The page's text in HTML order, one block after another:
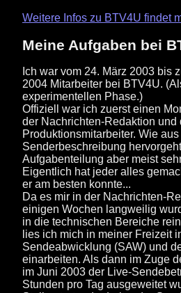
Weitere Infos zu BTV4U findet
Meine Aufgaben bei
Ich war vom 24. März 2003 bis
2004 Mitarbeiter bei BTV4U.
experimentellen Phase.)
Offiziell war ich zuerst einen
der Nachrichten-Redaktion und
Produktionsmitarbeiter. Wie
Senderbeschreibung
Aufgabenteilung aber meist
Eigentlich hat jeder alles
er am besten konnte...
Da es mir in der Nachrichten-
einigen Wochen langweilig
in die technischen Bereiche
lies ich mich in meiner Freizeit
Sendeabwicklung (SAW) und
einarbeiten. Als dann im Zuge
im Juni 2003 der Live-
Stunden pro Tag ausgeweitet